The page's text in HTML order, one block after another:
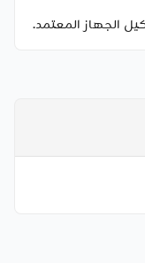
الجهاز المعتمد.